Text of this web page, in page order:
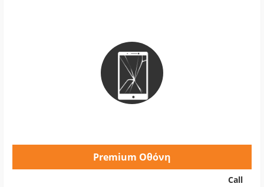
Premium Οθόνη
Call